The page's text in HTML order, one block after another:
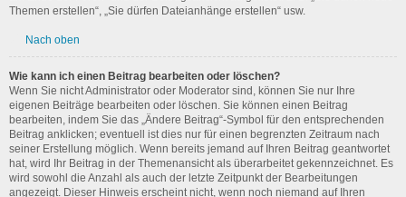
Themen erstellen“, „Sie dürfen Dateianhänge erstellen“ usw.
Nach oben
Wie kann ich einen Beitrag bearbeiten oder löschen?
Wenn Sie nicht Administrator oder Moderator sind, können Sie nur Ihre
eigenen Beiträge bearbeiten oder löschen. Sie können einen Beitrag
bearbeiten, indem Sie das „Ändere Beitrag“-Symbol für den entsprechenden
Beitrag anklicken; eventuell ist dies nur für einen begrenzten Zeitraum nach
seiner Erstellung möglich. Wenn bereits jemand auf Ihren Beitrag geantwortet
hat, wird Ihr Beitrag in der Themenansicht als überarbeitet gekennzeichnet. Es
wird sowohl die Anzahl als auch der letzte Zeitpunkt der Bearbeitungen
angezeigt. Dieser Hinweis erscheint nicht, wenn noch niemand auf Ihren